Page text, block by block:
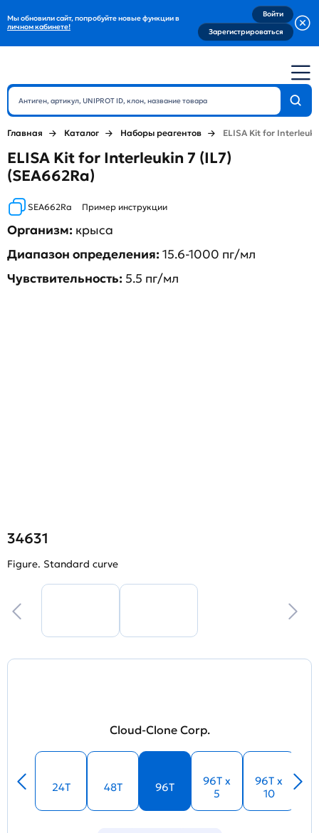
Мы обновили сайт, попробуйте новые функции в
личном кабинете!
Войти
Зарегистрироваться
Главная Каталог Наборы реагентов ELISA Kit for
ELISA Kit for Interleukin 7 (IL7)
(SEA662Ra)
SEA662Ra Пример инструкции
Организм: крыса
Диапазон определения:15.6-1000 пг/мл
Чувствительность: 5.5 пг/мл
34631
Figure. Standard curve
Cloud-Clone Corp.
24T 48T 96T
96T x
5
96T x
10